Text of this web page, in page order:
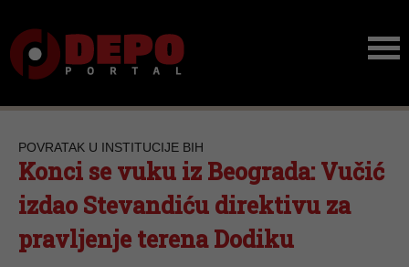
POVRATAK U INSTITUCIJE BIH
Konci se vuku iz Beograda: Vučić
izdao Stevandiću direktivu za
pravljenje terena Dodiku